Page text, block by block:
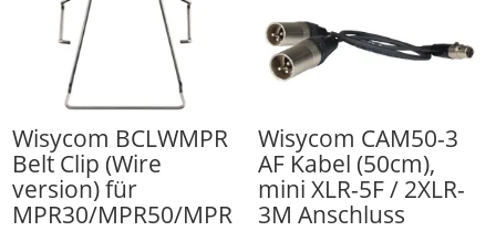
Wisycom BCLWMPR
Belt Clip (Wire
version) für
MPR30/MPR50/MPR
Wisycom CAM50-3
AF Kabel (50cm),
mini XLR-5F / 2XLR-
3M Anschluss